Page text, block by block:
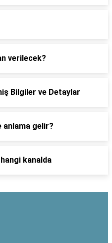
verilecek?
Bilgiler ve Detaylar
anlama gelir?
kanalda